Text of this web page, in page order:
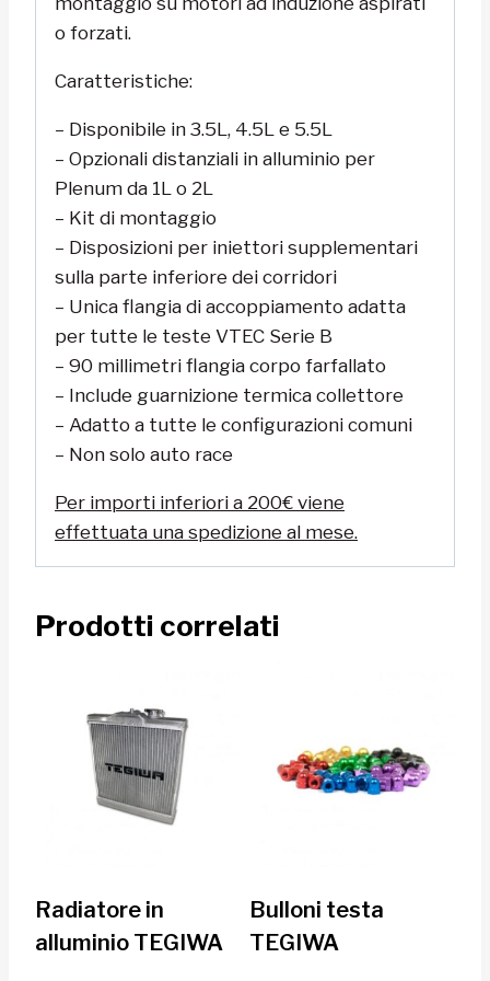
o forzati.
Caratteristiche:
– Disponibile in 3.5L, 4.5L e 5.5L
– Opzionali distanziali in alluminio per
Plenum da 1L o 2L
– Kit di montaggio
– Disposizioni per iniettori supplementari
sulla parte inferiore dei corridori
– Unica flangia di accoppiamento adatta
per tutte le teste VTEC Serie B
– 90 millimetri flangia corpo farfallato
– Include guarnizione termica collettore
– Adatto a tutte le configurazioni comuni
– Non solo auto race
Per importi inferiori a 200€ viene
effettuata una spedizione al mese.
Prodotti correlati
Radiatore in
alluminio TEGIWA
Bulloni testa
TEGIWA